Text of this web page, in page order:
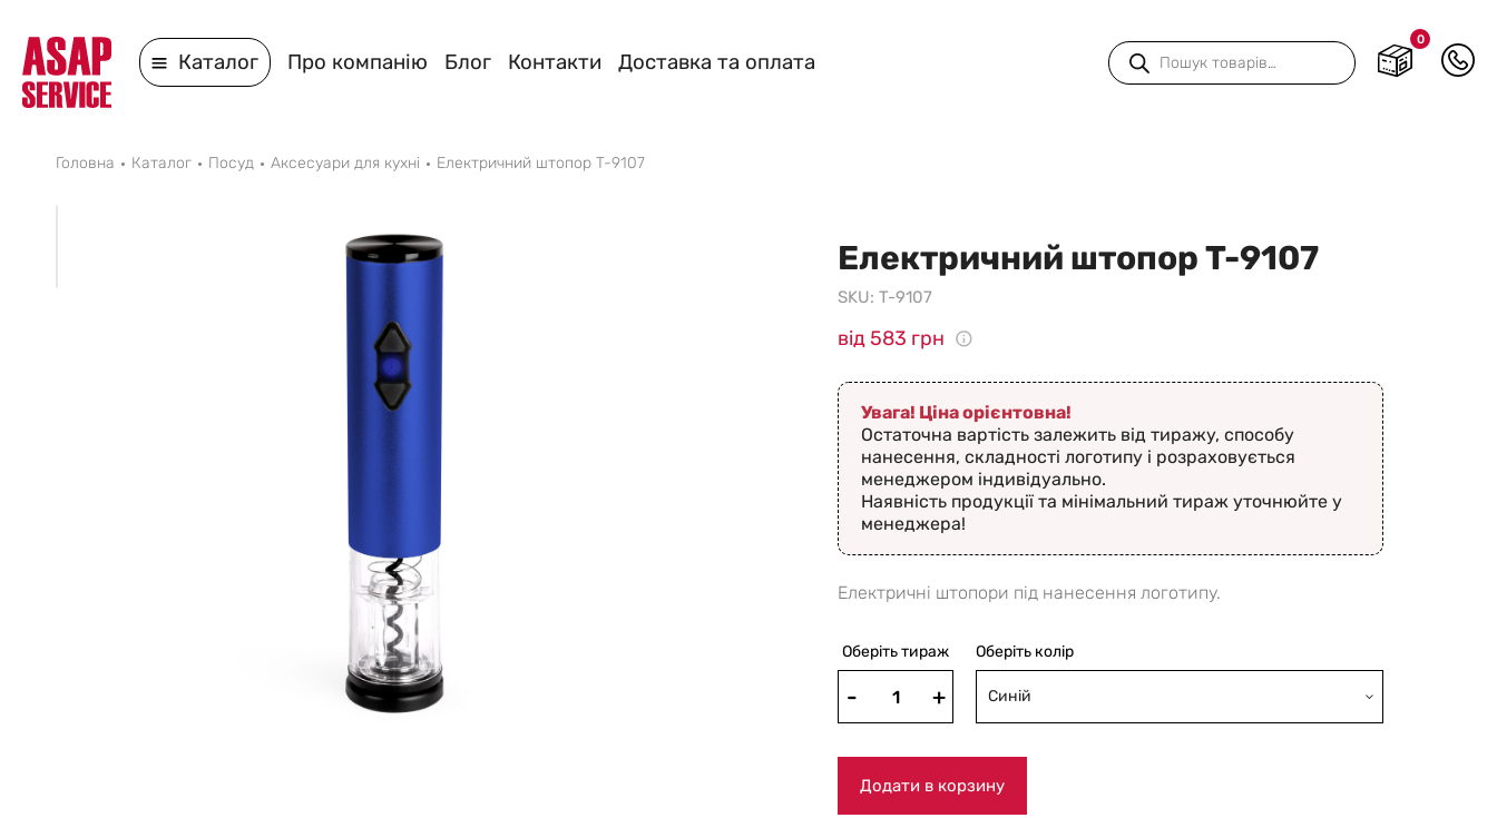
Каталог Про компанію Блог Контакти Доставка та оплата
Пошук
товарів
0
Головна Каталог Посуд Аксесуари для кухні Електричний штопор T-9107
Електричний штопор T-9107
SKU: T-9107
від 583 грн
Увага! Ціна орієнтовна!
Остаточна вартість залежить від тиражу, способу
нанесення, складності логотипу і розраховується
менеджером індивідуально.
Наявність продукції та мінімальний тираж уточнюйте у
менеджера!
Електричні штопори під нанесення логотипу.
Оберіть тираж Оберіть колір
Синій
Додати в корзину